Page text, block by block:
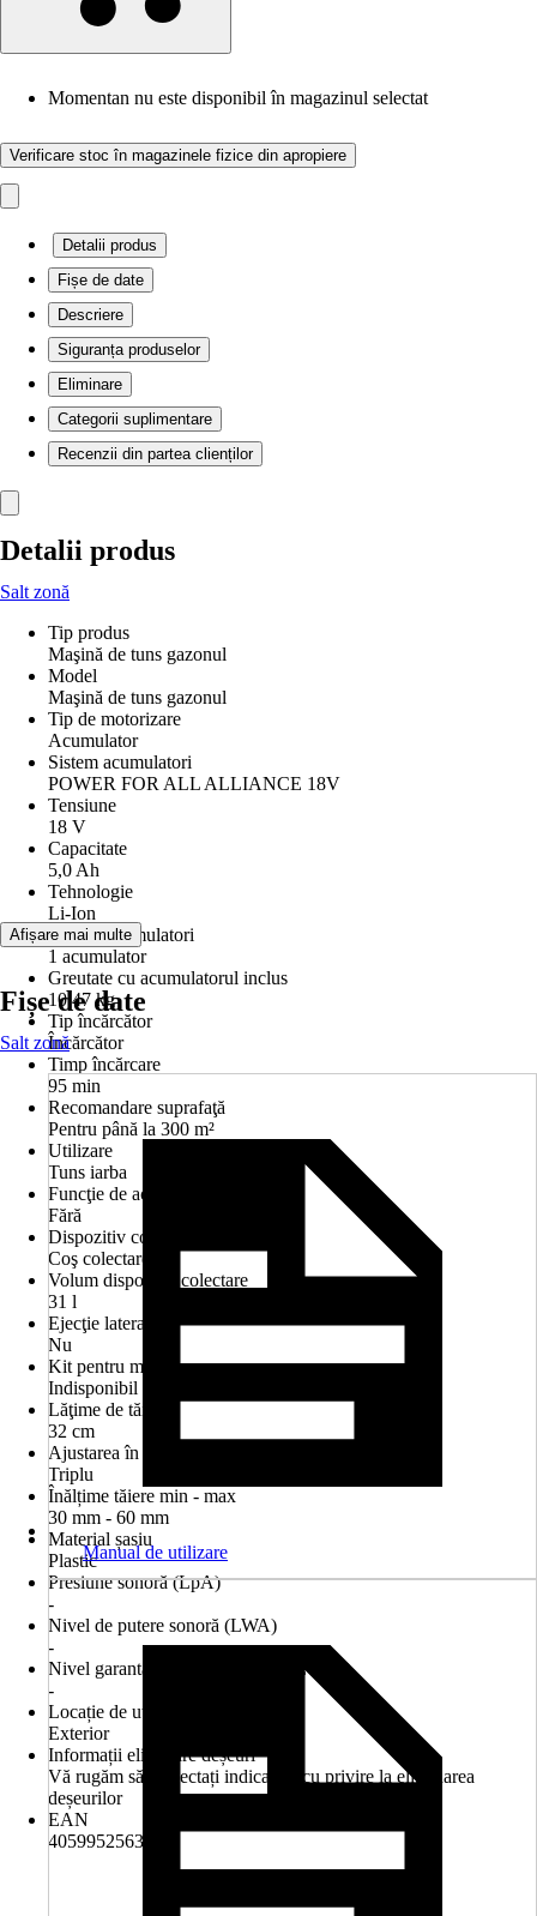
Momentan nu este disponibil în magazinul selectat
Verificare stoc în magazinele fizice din apropiere
Detalii produs
Fișe de date
Descriere
Siguranța produselor
Eliminare
Categorii suplimentare
Recenzii din partea clienților
Detalii produs
Salt zonă
Tip produs
Maşină de tuns gazonul
Model
Maşină de tuns gazonul
Tip de motorizare
Acumulator
Sistem acumulatori
POWER FOR ALL ALLIANCE 18V
Tensiune
18 V
Capacitate
5,0 Ah
Tehnologie
Li-Ion
Număr acumulatori
1 acumulator
Greutate cu acumulatorul inclus
10,47 kg
Tip încărcător
Încărcător
Timp încărcare
95 min
Recomandare suprafaţă
Pentru până la 300 m²
Utilizare
Tuns iarba
Funcţie de acţionare
Fără
Dispozitiv colectare
Coş colectare
Volum dispozitiv colectare
31 l
Ejecţie laterală
Nu
Kit pentru mulcire
Indisponibil
Lăţime de tăiere
32 cm
Ajustarea în înălţime
Triplu
Înălțime tăiere min - max
30 mm - 60 mm
Material șasiu
Plastic
Presiune sonoră (LpA)
-
Nivel de putere sonoră (LWA)
-
Nivel garantat de putere sonoră (LWAg)
-
Locație de utilizare
Exterior
Informații eliminare deșeuri
Vă rugăm să respectați indicațiile cu privire la eliminarea
deșeurilor
EAN
4059952563015
Afișare mai multe
Fișe de date
Salt zonă
Manual de utilizare